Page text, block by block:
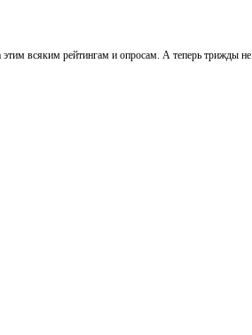
всяким рейтингам и опросам. А теперь